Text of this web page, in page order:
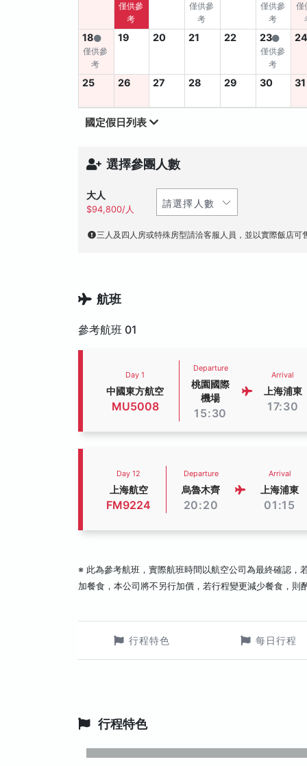
僅供參
考
僅供參
考
僅供參
考
僅
18
僅供參
考
19 20 21 22 23
僅供參
考
25 26 27 28 29 30 31
國定假日列表
選擇參團人數
大人
$94,800/人
三人及四人房或特殊房型請洽客服人員，並以實際飯店可
航班
參考航班 01
Day 1
中國東方航空
MU5008
Departure
桃園國際
機場
15:30
Arrival
上海浦東
17:30
Day 12
上海航空
FM9224
Departure
烏魯木齊
20:20
Arrival
上海浦東
01:15
※ 此為參考航班，實際航班時間以航空公司為最終確認，
加餐食，本公司將不另行加價，若行程變更減少餐食，則
行程特色 每日行程
行程特色